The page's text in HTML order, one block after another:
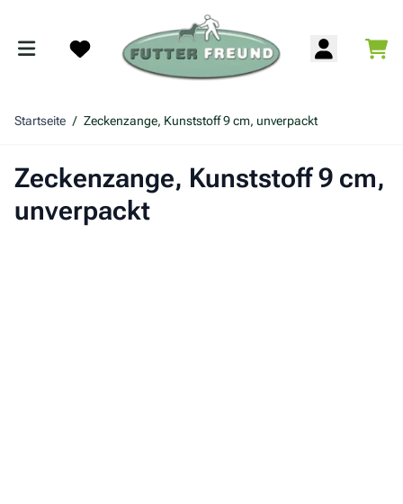
Startseite / Zeckenzange, Kunststoff 9 cm, unverpackt
Zeckenzange, Kunststoff 9 cm,
unverpackt